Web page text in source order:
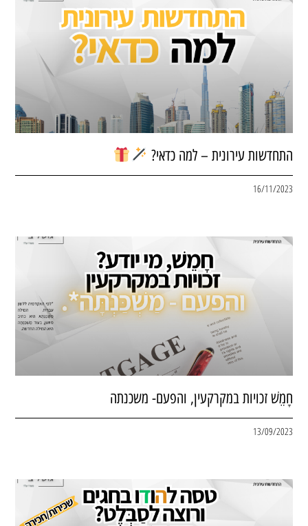
התחדשות עירונית – למה כדאי?
16/11/2023
חָמֵשׁ זכויות במקרקעין, והפעם- משכנתה
13/09/2023